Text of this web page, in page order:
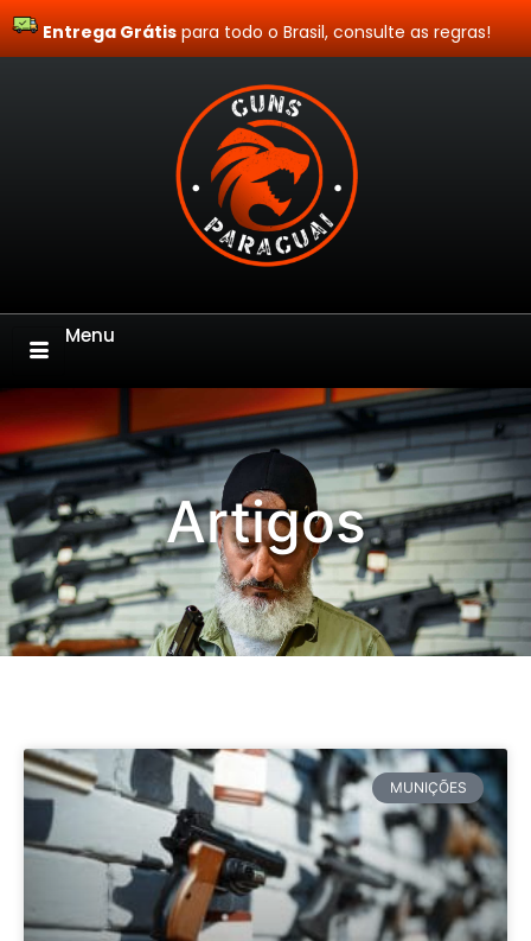
Site Blindado
Entrega Grátispara todo o Brasil, consulte as regras!
Menu
Artigos
MUNIÇÕES